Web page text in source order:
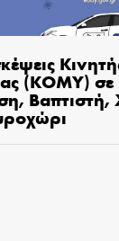
(ΚΟΜΥ)
Βαπτιστή,